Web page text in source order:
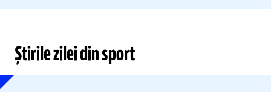
Știrile zilei din sport